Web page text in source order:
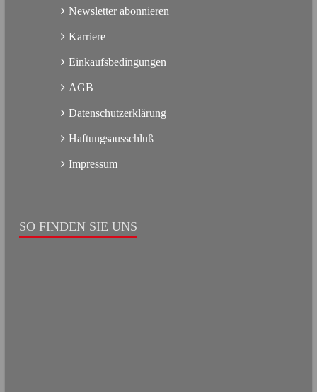
Newsletter abonnieren
Karriere
Einkaufsbedingungen
AGB
Datenschutzerklärung
Haftungsausschluß
Impressum
SO FINDEN SIE UNS